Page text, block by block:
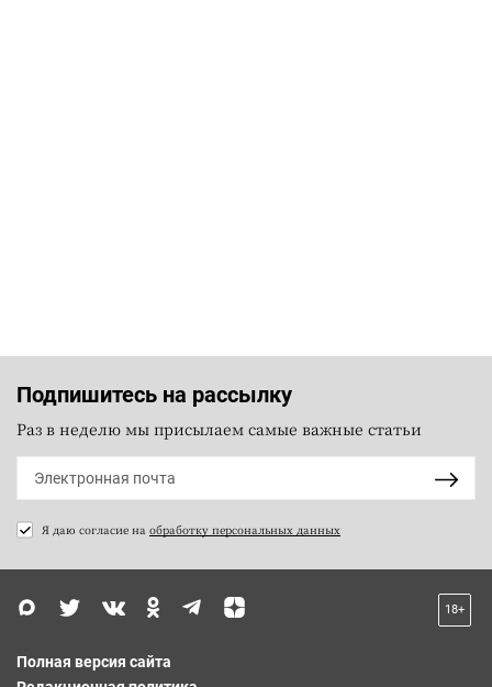
Подпишитесь на рассылку
Раз в неделю мы присылаем самые важные статьи
Я даю согласие на обработку персональных данных
18+
Полная версия сайта